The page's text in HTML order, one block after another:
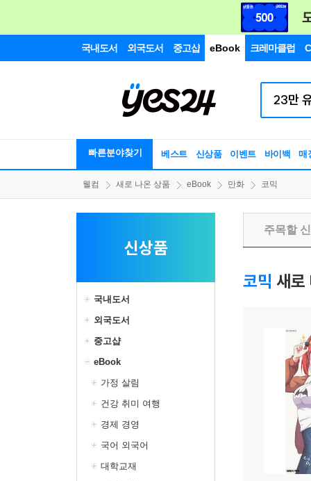
국내도서 외국도서 중고샵 eBook 크레마클럽
빠른분야찾기 베스트 신상품 이벤트 바이백 매
웰컴 새로 나온 상품 eBook 만화 코믹
신상품
국내도서
외국도서
중고샵
eBook
가정 살림
건강 취미 여행
경제 경영
국어 외국어
대학교재
주목할
코믹 새로